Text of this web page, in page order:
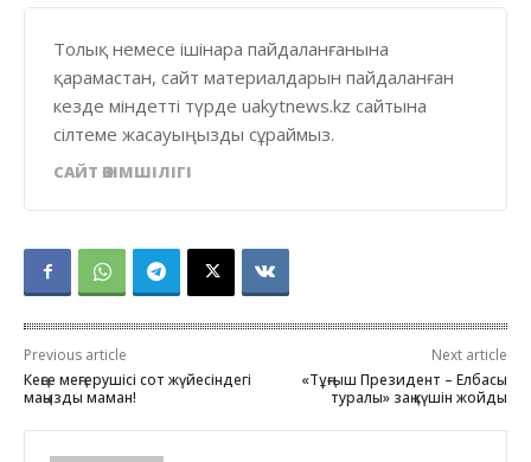
Толық немесе ішінара пайдаланғанына
қарамастан, сайт материалдарын пайдаланған
кезде міндетті түрде uakytnews.kz сайтына
сілтеме жасауыңызды сұраймыз.
САЙТ ӘКІМШІЛІГІ
Previous article
Кеңсе меңгерушісі сот жүйесіндегі
маңызды маман!
Next article
«Тұңғыш Президент – Елбасы
туралы» заң күшін жойды